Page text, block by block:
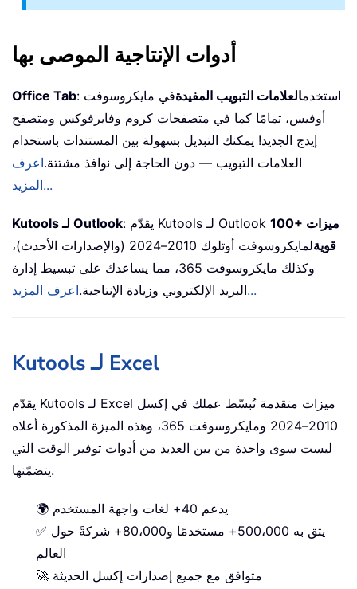
أدوات الإنتاجية الموصى بها
Office Tab : استخدمالعلامات التبويب المفيدةفي مايكروسوفت
أوفيس، تمامًا كما في متصفحات كروم وفايرفوكس ومتصفح
إيدج الجديد! يمكنك التبديل بسهولة بين المستندات باستخدام
العلامات التبويب — دون الحاجة إلى نوافذ مشتتة.اعرف
المزيد...
Kutools لـ Outlook : يقدّم Kutools لـ Outlook 100+ ميزات
قوية
لمايكروسوفت أوتلوك 2010–2024 (والإصدارات الأحدث)،
وكذلك مايكروسوفت 365، مما يساعدك على تبسيط إدارة
البريد الإلكتروني وزيادة الإنتاجية.اعرف المزيد...
Kutools لـ Excel
يقدّم Kutools لـ Excel ميزات متقدمة تُبسّط عملك في إكسل
2010–2024 ومايكروسوفت 365، وهذه الميزة المذكورة أعلاه
ليست سوى واحدة من بين العديد من أدوات توفير الوقت التي
يتضمّنها.
🌍 يدعم 40+ لغات واجهة المستخدم
✅ يثق به 500،000+ مستخدمًا و80،000+ شركةً حول
العالم
🚀 متوافق مع جميع إصدارات إكسل الحديثة